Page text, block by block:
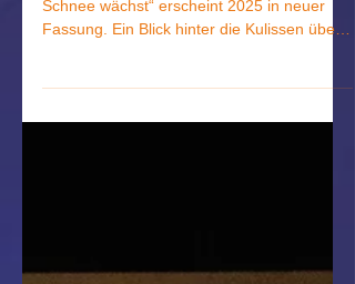
Ein Winterstück kehrt zurück: „Wo der
Entstehung, Wandel und die Magie des